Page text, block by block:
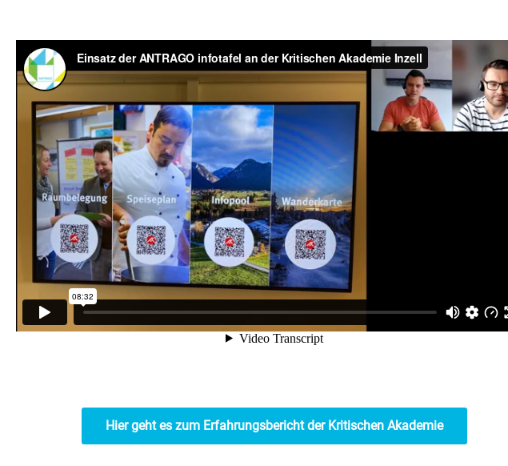
Hier geht es zum Erfahrungsbericht der Kritischen Akademie